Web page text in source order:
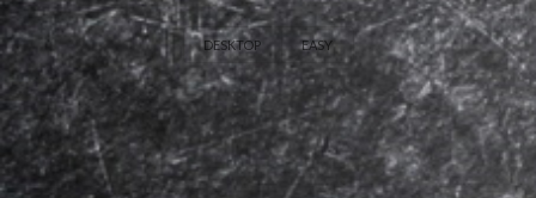
DESKTOP EASY